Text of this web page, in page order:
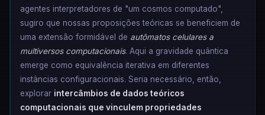
agentes interpretadores de "um cosmos computado",
sugiro que nossas proposições teóricas se beneficiem de
uma extensão formidável de autômatos celulares a
multiversos computacionais. Aqui a gravidade quântica
emerge como equivalência iterativa em diferentes
instâncias configuracionais. Seria necessário, então,
explorar intercâmbios de dados teóricos
computacionais que vinculem propriedades